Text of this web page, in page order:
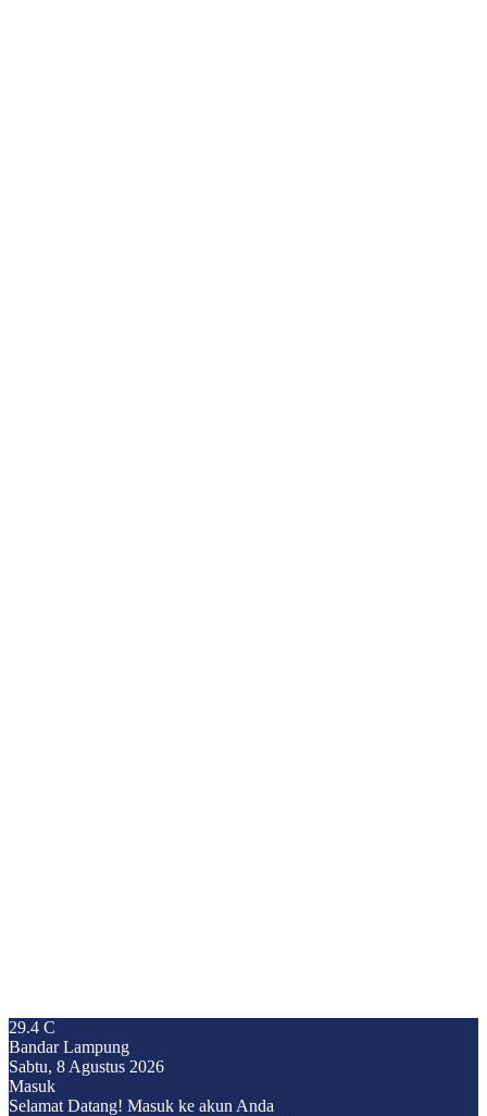
29.4 C
Bandar Lampung
Sabtu, 8 Agustus 2026
Masuk
Selamat Datang! Masuk ke akun Anda